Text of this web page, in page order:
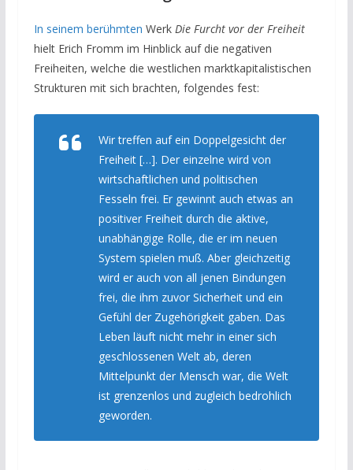
In seinem berühmten Werk Die Furcht vor der Freiheit
hielt Erich Fromm im Hinblick auf die negativen
Freiheiten, welche die westlichen marktkapitalistischen
Strukturen mit sich brachten, folgendes fest:
Wir treffen auf ein Doppelgesicht der
Freiheit […]. Der einzelne wird von
wirtschaftlichen und politischen
Fesseln frei. Er gewinnt auch etwas an
positiver Freiheit durch die aktive,
unabhängige Rolle, die er im neuen
System spielen muß. Aber gleichzeitig
wird er auch von all jenen Bindungen
frei, die ihm zuvor Sicherheit und ein
Gefühl der Zugehörigkeit gaben. Das
Leben läuft nicht mehr in einer sich
geschlossenen Welt ab, deren
Mittelpunkt der Mensch war, die Welt
ist grenzenlos und zugleich bedrohlich
geworden.